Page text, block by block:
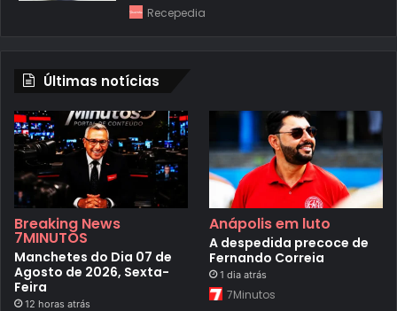
Recepedia
Últimas notícias
Breaking News
7MINUTOS
Manchetes do Dia 07 de
Agosto de 2026, Sexta-
Feira
12 horas atrás
Anápolis em luto
A despedida precoce de
Fernando Correia
1 dia atrás
7Minutos